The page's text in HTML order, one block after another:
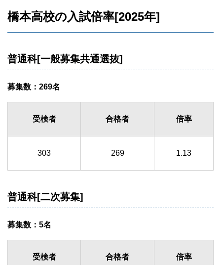
橋本高校の入試倍率[2025年]
普通科[一般募集共通選抜]
募集数：269名
受検者 合格者 倍率
303 269 1.13
普通科[二次募集]
募集数：5名
受検者 合格者 倍率